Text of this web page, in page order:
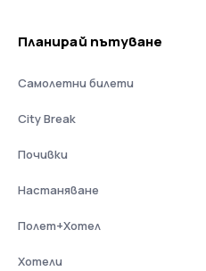
Планирай пътуване
Самолетни билети
City Break
Почивки
Настаняване
Полет+Хотел
Хотели